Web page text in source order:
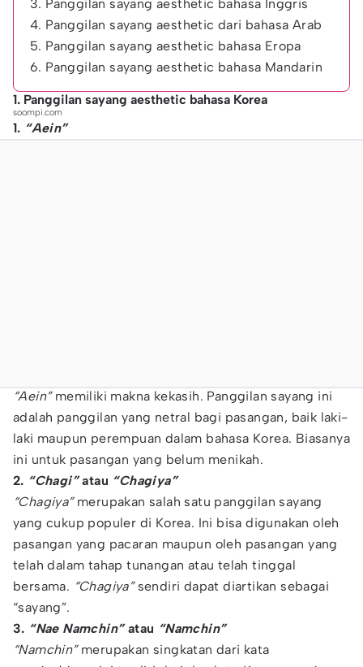
3. Panggilan sayang aesthetic bahasa Inggris
4. Panggilan sayang aesthetic dari bahasa Arab
5. Panggilan sayang aesthetic bahasa Eropa
6. Panggilan sayang aesthetic bahasa Mandarin
1. Panggilan sayang aesthetic bahasa Korea
soompi.com
1. “Aein”
“Aein”memiliki makna kekasih. Panggilan sayang ini
adalah panggilan yang netral bagi pasangan, baik laki-
laki maupun perempuan dalam bahasa Korea. Biasanya
ini untuk pasangan yang belum menikah.
2. “Chagi”atau “Chagiya”
“Chagiya”merupakan salah satu panggilan sayang
yang cukup populer di Korea. Ini bisa digunakan oleh
pasangan yang pacaran maupun oleh pasangan yang
telah dalam tahap tunangan atau telah tinggal
bersama. “Chagiya”sendiri dapat diartikan sebagai
“sayang”.
3. “Nae Namchin”atau “Namchin”
“Namchin”merupakan singkatan dari kata